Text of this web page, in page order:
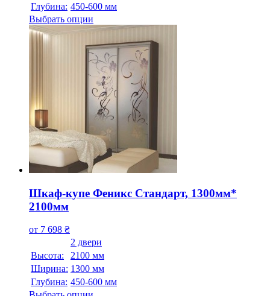
Глубина: 450-600 мм
Выбрать опции
Шкаф-купе Феникс Стандарт, 1300мм*
2100мм
от 7 698 ₴
2 двери
Высота:
2100 мм
Ширина: 1300 мм
Глубина: 450-600 мм